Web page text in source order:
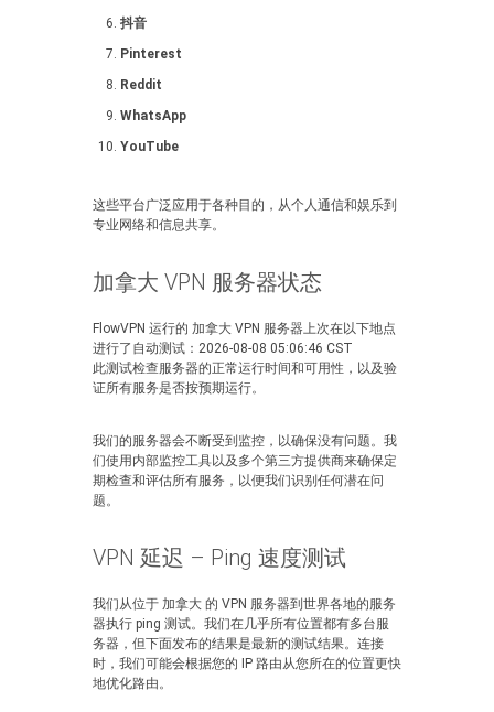
抖音
Pinterest
Reddit
WhatsApp
YouTube
这些平台广泛应用于各种目的，从个人通信和娱乐到
专业网络和信息共享。
加拿大 VPN 服务器状态
FlowVPN 运行的 加拿大 VPN 服务器上次在以下地点
进行了自动测试：2026-08-08 05:06:46 CST
此测试检查服务器的正常运行时间和可用性，以及验
证所有服务是否按预期运行。
我们的服务器会不断受到监控，以确保没有问题。我
们使用内部监控工具以及多个第三方提供商来确保定
期检查和评估所有服务，以便我们识别任何潜在问
题。
VPN 延迟 – Ping 速度测试
我们从位于 加拿大 的 VPN 服务器到世界各地的服务
器执行 ping 测试。我们在几乎所有位置都有多台服
务器，但下面发布的结果是最新的测试结果。连接
时，我们可能会根据您的 IP 路由从您所在的位置更快
地优化路由。